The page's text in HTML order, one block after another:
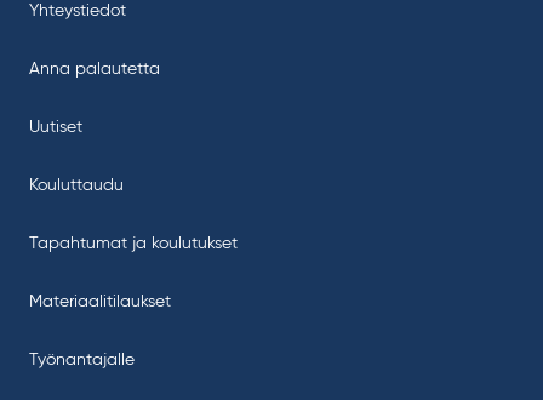
Yhteystiedot
Anna palautetta
Uutiset
Kouluttaudu
Tapahtumat ja koulutukset
Materiaalitilaukset
Työnantajalle